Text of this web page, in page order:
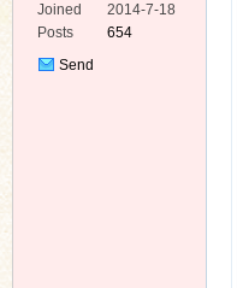
e
Joined
2014-7-18
Posts
654
Send